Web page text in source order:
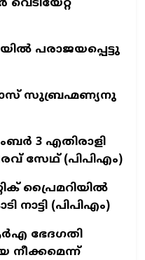
പരാജയപ്പെട്ടു
സുബ്രഹ്മണ്യനു
3 എതിരാളി
സേഥ് (പിപിഎം)
പ്രൈമറിയിൽ
നാട്ടി (പിപിഎം)
ഭേദഗതി